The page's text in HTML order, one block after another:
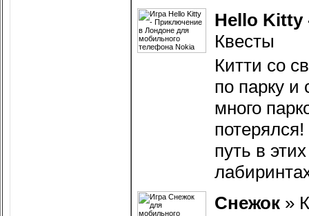
Hello
Квесты
Китти со
по парку и
много
путь в
Снежок »